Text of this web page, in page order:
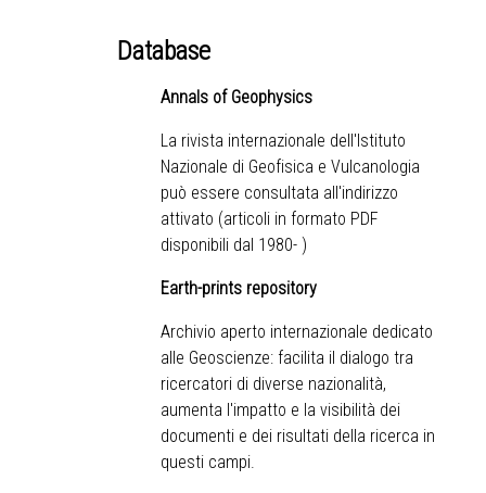
Database
Annals of Geophysics
La rivista internazionale dell'Istituto
Nazionale di Geofisica e Vulcanologia
può essere consultata all'indirizzo
attivato (articoli in formato PDF
disponibili dal 1980- )
Earth-prints repository
Archivio aperto internazionale dedicato
alle Geoscienze: facilita il dialogo tra
ricercatori di diverse nazionalità,
aumenta l'impatto e la visibilità dei
documenti e dei risultati della ricerca in
questi campi.